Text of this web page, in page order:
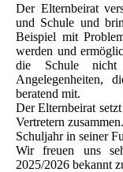
Der Elternbeirat
und Schule und
Beispiel mit
werden und
die Schule
Angelegenheiten,
beratend mit.
Der Elternbeirat
Vertretern
Schuljahr in seiner
Wir freuen uns
2025/2026 bekannt